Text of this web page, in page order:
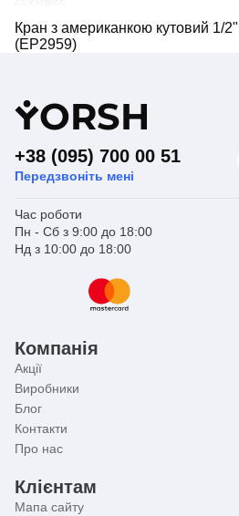
Кран з американкою кутовий 1/
(EP2959)
YORSH
+38 (095) 700 00 51
Передзвоніть мені
Час роботи
Пн - Сб з 9:00 до 18:00
Нд з 10:00 до 18:00
Компанія
Акції
Виробники
Блог
Контакти
Про нас
Клієнтам
Мапа сайту